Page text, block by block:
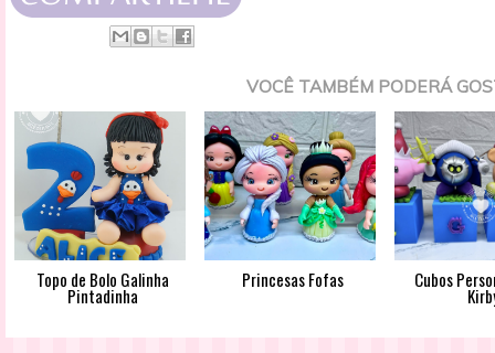
VOCÊ TAMBÉM PODERÁ
Topo de Bolo Galinha
Pintadinha
Princesas Fofas Cubos